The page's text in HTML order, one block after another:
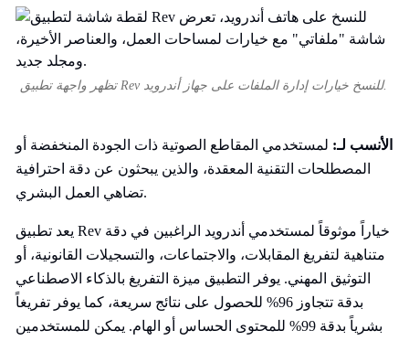
تظهر واجهة تطبيق Rev للنسخ خيارات إدارة الملفات على جهاز أندرويد.
الأنسب لـ: لمستخدمي المقاطع الصوتية ذات الجودة المنخفضة أو
المصطلحات التقنية المعقدة، والذين يبحثون عن دقة احترافية
تضاهي العمل البشري.
يعد تطبيق Rev خياراً موثوقاً لمستخدمي أندرويد الراغبين في دقة
متناهية لتفريغ المقابلات، والاجتماعات، والتسجيلات القانونية، أو
التوثيق المهني. يوفر التطبيق ميزة التفريغ بالذكاء الاصطناعي
بدقة تتجاوز 96% للحصول على نتائج سريعة، كما يوفر تفريغاً
بشرياً بدقة 99% للمحتوى الحساس أو الهام. يمكن للمستخدمين